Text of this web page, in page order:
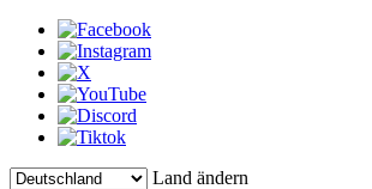
Land ändern